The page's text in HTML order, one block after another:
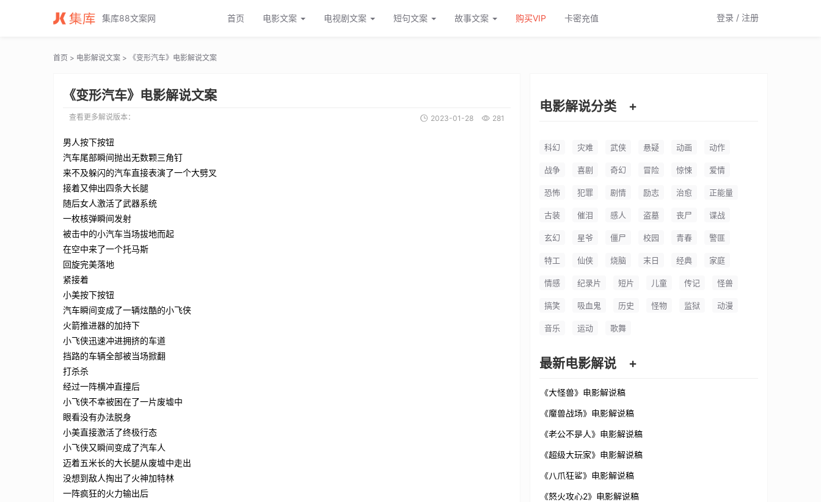
变形汽车电影解说文案_变形汽车电影解说词_变形汽车电影解说稿
集库88文案网 首页 电影文案 电视剧文案 短句文案 故事文案 购买VIP 卡密充值 登录 / 注册
首页 > 电影解说文案 > 《变形汽车》电影解说文案
《变形汽车》电影解说文案
查看更多解说版本： 2023-01-28 281
男人按下按钮
汽车尾部瞬间抛出无数颗三角钉
来不及躲闪的汽车直接表演了一个大劈叉
接着又伸出四条大长腿
随后女人激活了武器系统
一枚核弹瞬间发射
被击中的小汽车当场拔地而起
在空中来了一个托马斯
回旋完美落地
紧接着
小美按下按钮
汽车瞬间变成了一辆炫酷的小飞侠
火箭推进器的加持下
小飞侠迅速冲进拥挤的车道
挡路的车辆全部被当场掀翻
打杀杀
经过一阵横冲直撞后
小飞侠不幸被困在了一片废墟中
眼看没有办法脱身
小美直接激活了终极行态
小飞侠又瞬间变成了汽车人
迈着五米长的大长腿从废墟中走出
没想到敌人掏出了火神加特林
一阵疯狂的火力输出后
电影解说分类 +
科幻 灾难 武侠 悬疑 动画 动作
战争 喜剧 奇幻 冒险 惊悚 爱情
恐怖 犯罪 剧情 励志 治愈 正能量
古装 催泪 感人 盗墓 丧尸 谍战
玄幻 星爷 僵尸 校园 青春 警匪
特工 仙侠 烧脑 末日 经典 家庭
情感 纪录片 短片 儿童 传记 怪兽
搞笑 吸血鬼 历史 怪物 监狱 动漫
音乐 运动 歌舞
最新电影解说 +
《大怪兽》电影解说稿
《魔兽战场》电影解说稿
《老公不是人》电影解说稿
《超级大玩家》电影解说稿
《八爪狂鲨》电影解说稿
《怒火攻心2》电影解说稿